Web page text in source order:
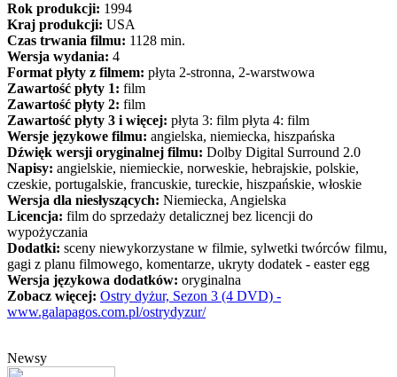
Rok produkcji: 1994
Kraj produkcji: USA
Czas trwania filmu: 1128 min.
Wersja wydania: 4
Format płyty z filmem: płyta 2-stronna, 2-warstwowa
Zawartość płyty 1: film
Zawartość płyty 2: film
Zawartość płyty 3 i więcej: płyta 3: film płyta 4: film
Wersje językowe filmu: angielska, niemiecka, hiszpańska
Dźwięk wersji oryginalnej filmu: Dolby Digital Surround 2.0
Napisy: angielskie, niemieckie, norweskie, hebrajskie, polskie,
czeskie, portugalskie, francuskie, tureckie, hiszpańskie, włoskie
Wersja dla niesłyszących: Niemiecka, Angielska
Licencja: film do sprzedaży detalicznej bez licencji do
wypożyczania
Dodatki: sceny niewykorzystane w filmie, sylwetki twórców filmu,
gagi z planu filmowego, komentarze, ukryty dodatek - easter egg
Wersja językowa dodatków: oryginalna
Zobacz więcej: Ostry dyżur, Sezon 3 (4 DVD) -
www.galapagos.com.pl/ostrydyzur/
Newsy